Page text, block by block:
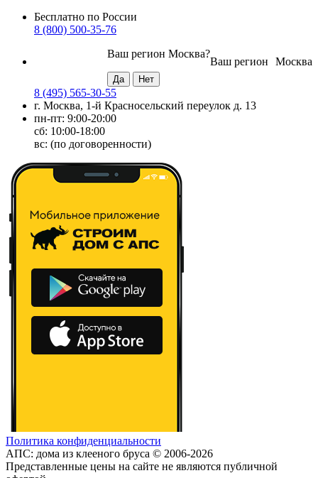
Бесплатно по России
8 (800) 500-35-76
Москва
Ваш регион
Ваш регион Москва?
8 (495) 565-30-55
г. Москва, 1-й Красносельский переулок д. 13
пн-пт: 9:00-20:00
сб: 10:00-18:00
вс: (по договоренности)
Политика конфиденциальности
АПС: дома из клееного бруса © 2006-2026
Представленные цены на сайте не являются публичной